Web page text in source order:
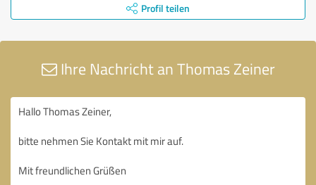
Profil teilen
Ihre Nachricht an Thomas Zeiner